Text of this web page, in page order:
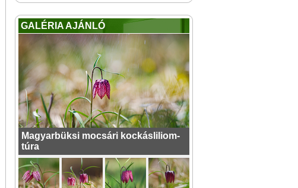
GALÉRIA AJÁNLÓ
Magyarbüksi mocsári kockásliliom-
túra